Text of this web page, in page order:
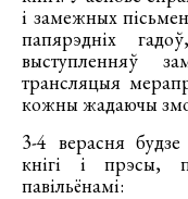
і замежных
папярэдніх
выступленняў
трансляцыя
кожны жадаючы
3-4 верасня будзе
кнігі і прэсы,
павільёнамі: